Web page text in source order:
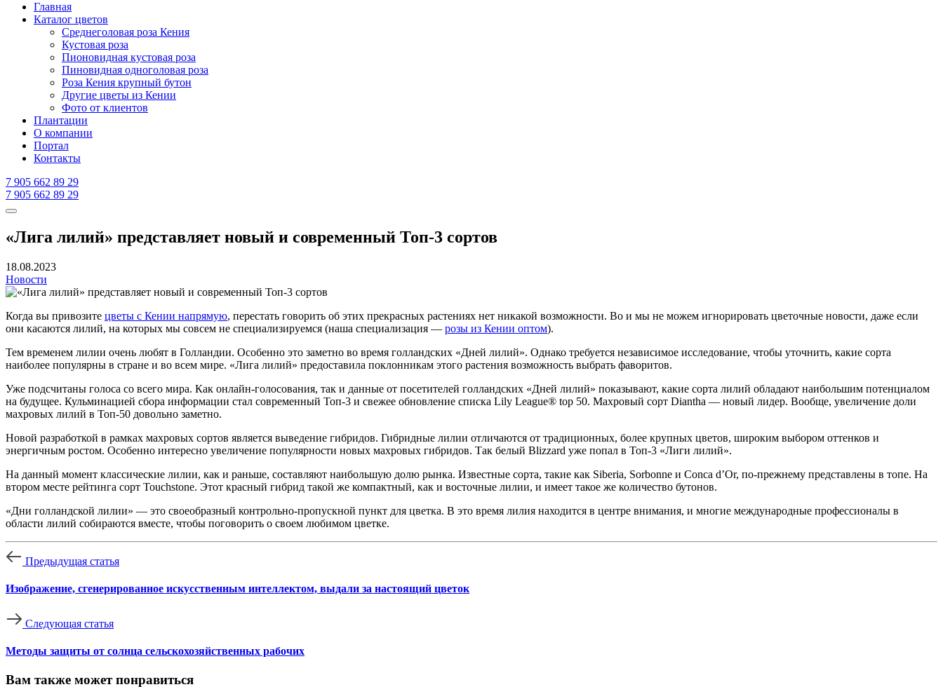
Главная
Каталог цветов
Среднеголовая роза Кения
Кустовая роза
Пионовидная кустовая роза
Пиновидная одноголовая роза
Роза Кения крупный бутон
Другие цветы из Кении
Фото от клиентов
Плантации
О компании
Портал
Контакты
7 905 662 89 29
7 905 662 89 29
«Лига лилий» представляет новый и современный Топ-3 сортов
18.08.2023
Новости
Когда вы привозите цветы с Кении напрямую, перестать говорить об этих прекрасных растениях нет никакой возможности. Во и мы не можем игнорировать цветочные новости, даже если
они касаются лилий, на которых мы совсем не специализируемся (наша специализация — розы из Кении оптом).
Тем временем лилии очень любят в Голландии. Особенно это заметно во время голландских «Дней лилий». Однако требуется независимое исследование, чтобы уточнить, какие сорта
наиболее популярны в стране и во всем мире. «Лига лилий» предоставила поклонникам этого растения возможность выбрать фаворитов.
Уже подсчитаны голоса со всего мира. Как онлайн-голосования, так и данные от посетителей голландских «Дней лилий» показывают, какие сорта лилий обладают наибольшим потенциалом
на будущее. Кульминацией сбора информации стал современный Топ-3 и свежее обновление списка Lily League® top 50. Махровый сорт Diantha — новый лидер. Вообще, увеличение доли
махровых лилий в Топ-50 довольно заметно.
Новой разработкой в рамках махровых сортов является выведение гибридов. Гибридные лилии отличаются от традиционных, более крупных цветов, широким выбором оттенков и
энергичным ростом. Особенно интересно увеличение популярности новых махровых гибридов. Так белый Blizzard уже попал в Топ-3 «Лиги лилий».
На данный момент классические лилии, как и раньше, составляют наибольшую долю рынка. Известные сорта, такие как Siberia, Sorbonne и Conca d’Or, по-прежнему представлены в топе. На
втором месте рейтинга сорт Touchstone. Этот красный гибрид такой же компактный, как и восточные лилии, и имеет такое же количество бутонов.
«Дни голландской лилии» — это своеобразный контрольно-пропускной пункт для цветка. В это время лилия находится в центре внимания, и многие международные профессионалы в
области лилий собираются вместе, чтобы поговорить о своем любимом цветке.
Предыдущая статья
Изображение, сгенерированное искусственным интеллектом, выдали за настоящий цветок
Следующая статья
Методы защиты от солнца сельскохозяйственных рабочих
Вам также может понравиться